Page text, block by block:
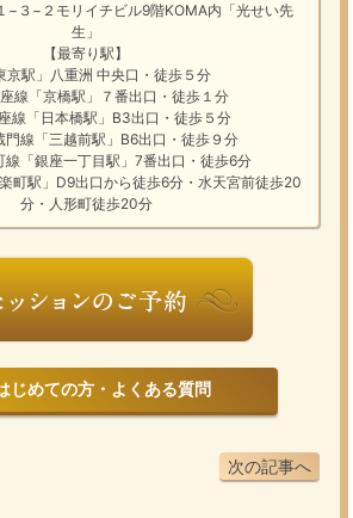
−３−２モリイチビル9階KOMA内「光せい先
生」
【最寄り駅】
京駅」八重洲 中央口・徒歩５分
線「京橋駅」７番出口・徒歩１分
線「日本橋駅」B3出口・徒歩５分
門線「三越前駅」B6出口・徒歩９分
線「銀座一丁目駅」7番出口・徒歩6分
町駅」D9出口から徒歩6分・水天宮前徒歩20
分・人形町徒歩20分
めての方・よくある質問
次の記事へ